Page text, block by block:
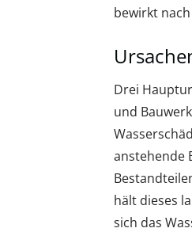
bewirkt
Drei
und
anstehende
hält dieses
sich das